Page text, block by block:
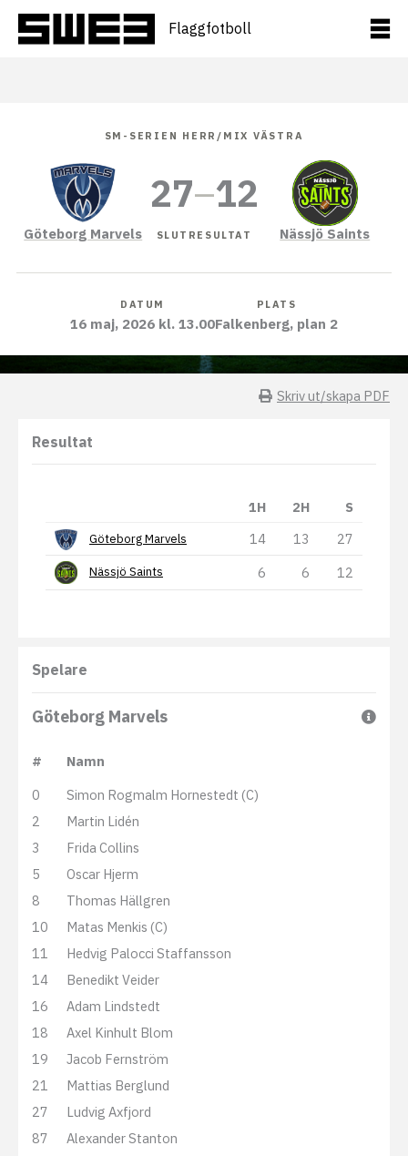
innehåll
Flaggfotboll
SM-SERIEN HERR/MIX VÄSTRA
Göteborg Marvels
27–12
SLUTRESULTAT Nässjö Saints
DATUM
16 maj, 2026 kl. 13.00
PLATS
Falkenberg, plan 2
Skriv ut/skapa PDF
Resultat
1H 2H S
Göteborg Marvels 14 13 27
Nässjö Saints 6 6 12
Spelare
Göteborg Marvels
#
Namn
0
Simon Rogmalm Hornestedt (C)
2
Martin Lidén
3
Frida Collins
5
Oscar Hjerm
8
Thomas Hällgren
10
Matas Menkis (C)
11
Hedvig Palocci Staffansson
14
Benedikt Veider
16
Adam Lindstedt
18
Axel Kinhult Blom
19
Jacob Fernström
21
Mattias Berglund
27
Ludvig Axfjord
87
Alexander Stanton